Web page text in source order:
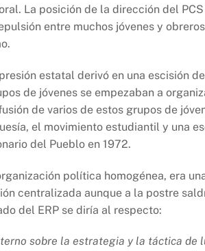
La posición de la dirección del
entre muchos jóvenes y
estatal derivó en una escisión
de jóvenes se empezaban a
de varios de estos grupos de
el movimiento estudiantil y una
del Pueblo en 1972.
política homogénea, era
centralizada aunque a la postre
del ERP se diría al respecto:
sobre la estrategia y la táctica de